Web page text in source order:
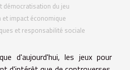
démocratisation du jeu
impact économique
et responsabilité sociale
d'aujourd'hui, les jeux pour